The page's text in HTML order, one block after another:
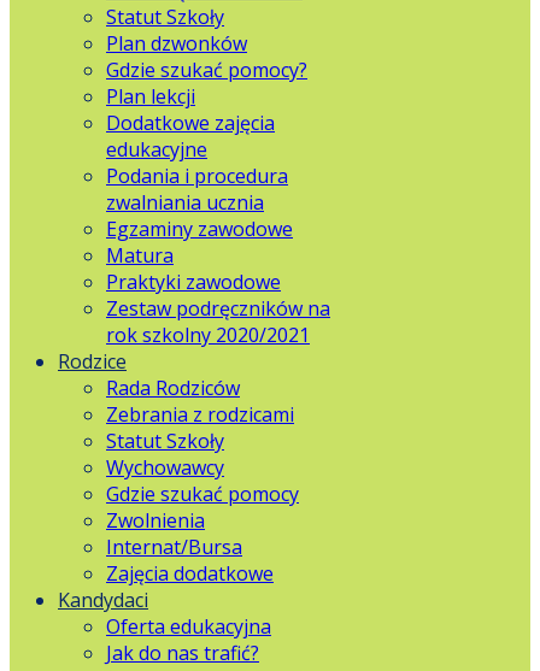
Statut Szkoły
Plan dzwonków
Gdzie szukać pomocy?
Plan lekcji
Dodatkowe zajęcia
edukacyjne
Podania i procedura
zwalniania ucznia
Egzaminy zawodowe
Matura
Praktyki zawodowe
Zestaw podręczników na
rok szkolny 2020/2021
Rodzice
Rada Rodziców
Zebrania z rodzicami
Statut Szkoły
Wychowawcy
Gdzie szukać pomocy
Zwolnienia
Internat/Bursa
Zajęcia dodatkowe
Kandydaci
Oferta edukacyjna
Jak do nas trafić?